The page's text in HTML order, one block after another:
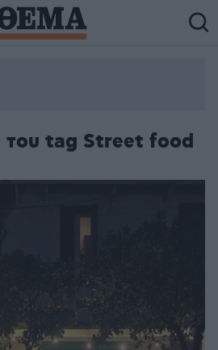
του tag Street food